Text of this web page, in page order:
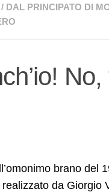
/ DAL PRINCIPATO DI
No,
brano del
da Giorgio